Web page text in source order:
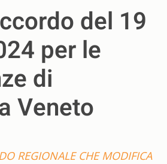
del 19
per le
di
Veneto
REGIONALE CHE MODIFICA